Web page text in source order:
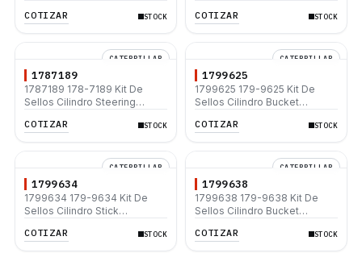
COTIZAR STOCK
330B L
COTIZAR STOCK
CATERPILLAR
1787189
1787189 178-7189 Kit De
Sellos Cilindro Steering
432D 442D
COTIZAR STOCK
CATERPILLAR
1799625
1799625 179-9625 Kit De
Sellos Cilindro Bucket
COTIZAR STOCK
CATERPILLAR
1799634
1799634 179-9634 Kit De
Sellos Cilindro Stick
COTIZAR STOCK
CATERPILLAR
1799638
1799638 179-9638 Kit De
Sellos Cilindro Bucket
315D L
COTIZAR STOCK